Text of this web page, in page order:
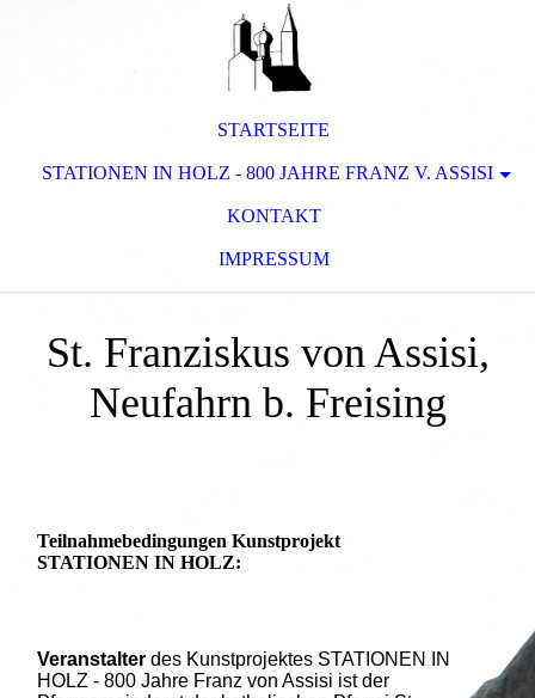
STARTSEITE
STATIONEN IN HOLZ - 800 JAHRE FRANZ V. ASSISI
KONTAKT
IMPRESSUM
St. Franziskus von Assisi,
Neufahrn b. Freising
Teilnahmebedingungen Kunstprojekt
STATIONEN IN HOLZ:
Veranstalter des Kunstprojektes STATIONEN IN
HOLZ - 800 Jahre Franz von Assisi ist der